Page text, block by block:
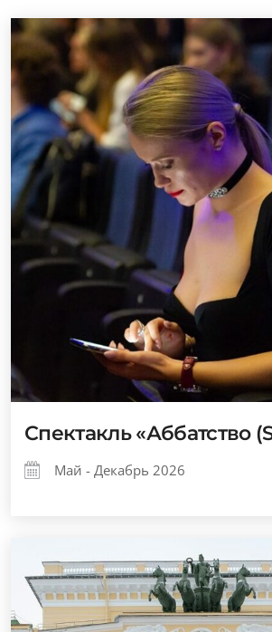
Спектакль «Аббатство
Май - Декабрь 2026